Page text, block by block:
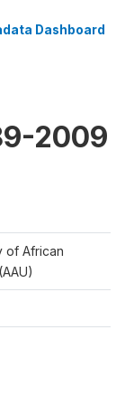
Dashboard
2009
of African